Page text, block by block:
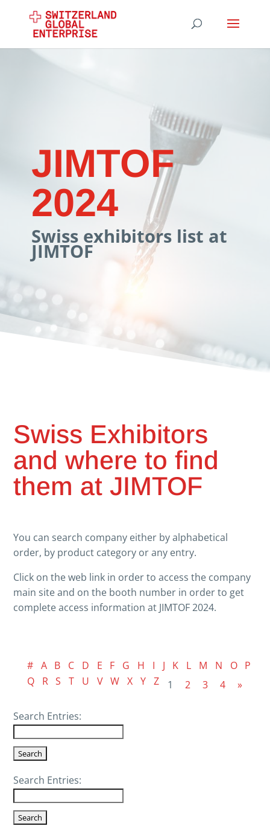
JIMTOF
2024
Swiss exhibitors list at
JIMTOF
Swiss Exhibitors
and where to find
them at JIMTOF
You can search company either by alphabetical
order, by product category or any entry.
Click on the web link in order to access the company
main site and on the booth number in order to get
complete access information at JIMTOF 2024.
# A B C D E F G H I J K L M N O
P
Q
R S T U V W X Y Z 1 2 3 4 »
Search Entries:
Search Entries: